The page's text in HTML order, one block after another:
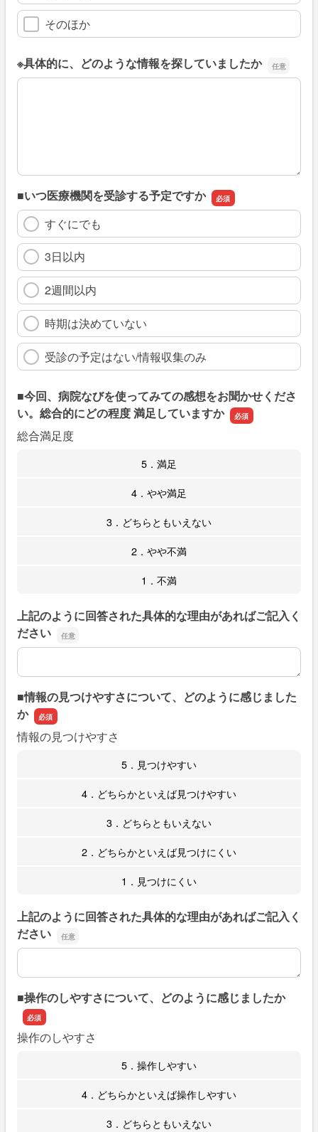
そのほか
※具体的に、どのような情報を探していましたか
※具体的に、どのような情報を探していましたか
■いつ医療機関を受診する予定ですか
すぐにでも
3日以内
2週間以内
時期は決めていない
受診の予定はない/情報収集のみ
■今回、病院なびを使ってみての感想をお聞かせくださ
い。総合的にどの程度 満足していますか
総合満足度
5．満足
4．やや満足
3．どちらともいえない
2．やや不満
1．不満
上記のように回答された具体的な理由があればご記入く
ださい
上記のように回答された具体的な理由があればご記入くだ
■情報の見つけやすさについて、どのように感じました
か
情報の見つけやすさ
5．見つけやすい
4．どちらかといえば見つけやすい
3．どちらともいえない
2．どちらかといえば見つけにくい
1．見つけにくい
上記のように回答された具体的な理由があればご記入く
ださい
上記のように回答された具体的な理由があればご記入くだ
■操作のしやすさについて、どのように感じましたか
操作のしやすさ
5．操作しやすい
4．どちらかといえば操作しやすい
3．どちらともいえない